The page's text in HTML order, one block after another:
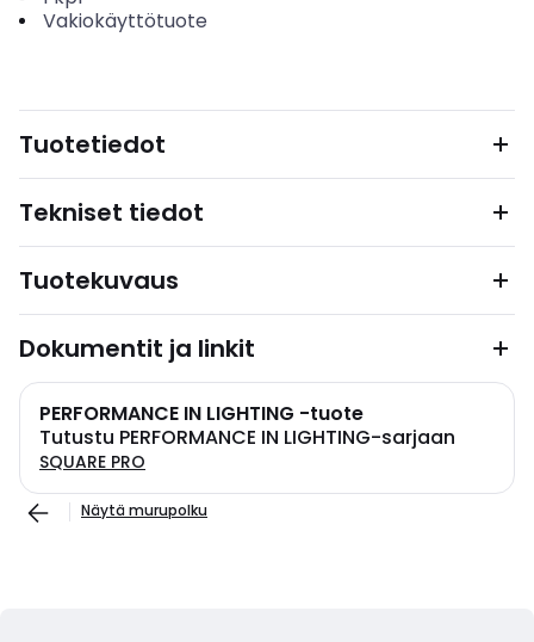
Vakiokäyttötuote
Tuotetiedot
Tekniset tiedot
Tuotekuvaus
Dokumentit ja linkit
PERFORMANCE IN LIGHTING -tuote
Tutustu PERFORMANCE IN LIGHTING-sarjaan
SQUARE PRO
Näytä murupolku